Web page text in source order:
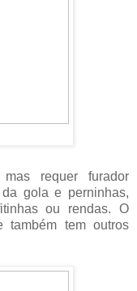
requer furador
gola e perninhas,
ou rendas. O
também tem outros